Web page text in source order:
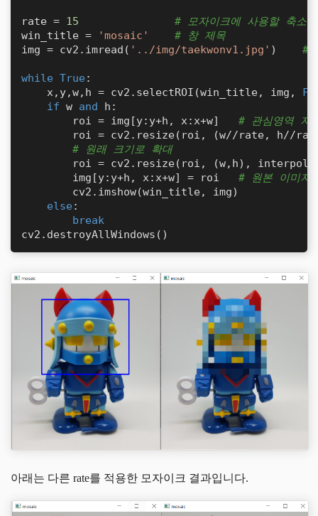
rate = 15
# 모자이크에 사용할 축
win_title =
'mosaic'
# 창 제목
img = cv2.imread( '../img/taekwonv1.jpg' ) #
while True:
    x,y,w,h = cv2.selectROI(win_title, img,
if w and h:
        roi = img[y:y+h, x:x+w]
# 관심영역 지
roi = cv2.resize(roi, (w//rate, h//
# 원래 크기로 확대
roi = cv2.resize(roi, (w,h),
        img[y:y+h, x:x+w] = roi
# 원본 이미지
        cv2.imshow(win_title, img)
else:
break
cv2.destroyAllWindows()
아래는 다른 rate를 적용한 모자이크 결과입니다.